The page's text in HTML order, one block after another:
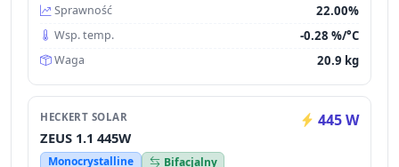
Sprawność
22.00%
Wsp. temp. -0.28 %/°C
Waga 20.9 kg
HECKERT SOLAR 445 W
ZEUS 1.1 445W
Monocrystalline
Bifacjalny